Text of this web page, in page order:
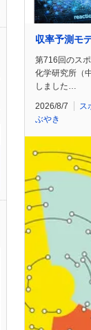
収率予測モ
第716回のス
化学研究所（
しました…
2026/8/7 ス
ぶやき